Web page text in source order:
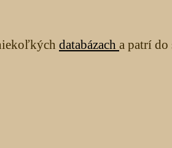
databázach a patrí